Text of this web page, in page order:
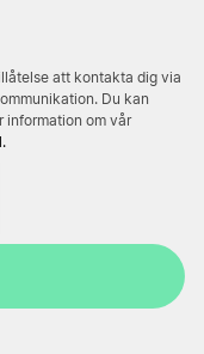
att kontakta dig via
Du kan
information om vår